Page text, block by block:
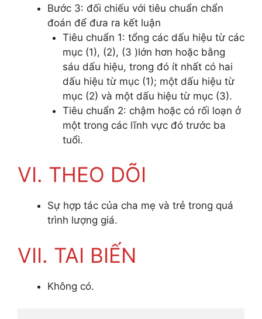
Bước 3: đối chiếu với tiêu chuẩn chẩn
đoán để đưa ra kết luận
Tiêu chuẩn 1: tổng các dấu hiệu từ các
mục (1), (2), (3 )lớn hơn hoặc bằng
sáu dấu hiệu, trong đó ít nhất có hai
dấu hiệu từ mục (1); một dấu hiệu từ
mục (2) và một dấu hiệu từ mục (3).
Tiêu chuẩn 2: chậm hoặc có rối loạn ở
một trong các lĩnh vực đó trước ba
tuổi.
VI. THEO DÕI
Sự hợp tác của cha mẹ và trẻ trong quá
trình lượng giá.
VII. TAI BIẾN
Không có.